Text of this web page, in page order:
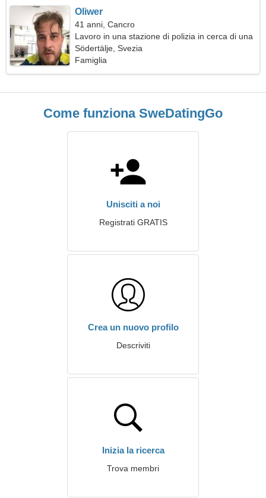
Oliwer
41 anni, Cancro
Lavoro in una stazione di polizia in cerca di una
donna attraente
Södertälje, Svezia
Famiglia
Come funziona SweDatingGo
Unisciti a noi
Registrati GRATIS
Crea un nuovo profilo
Descriviti
Inizia la ricerca
Trova membri